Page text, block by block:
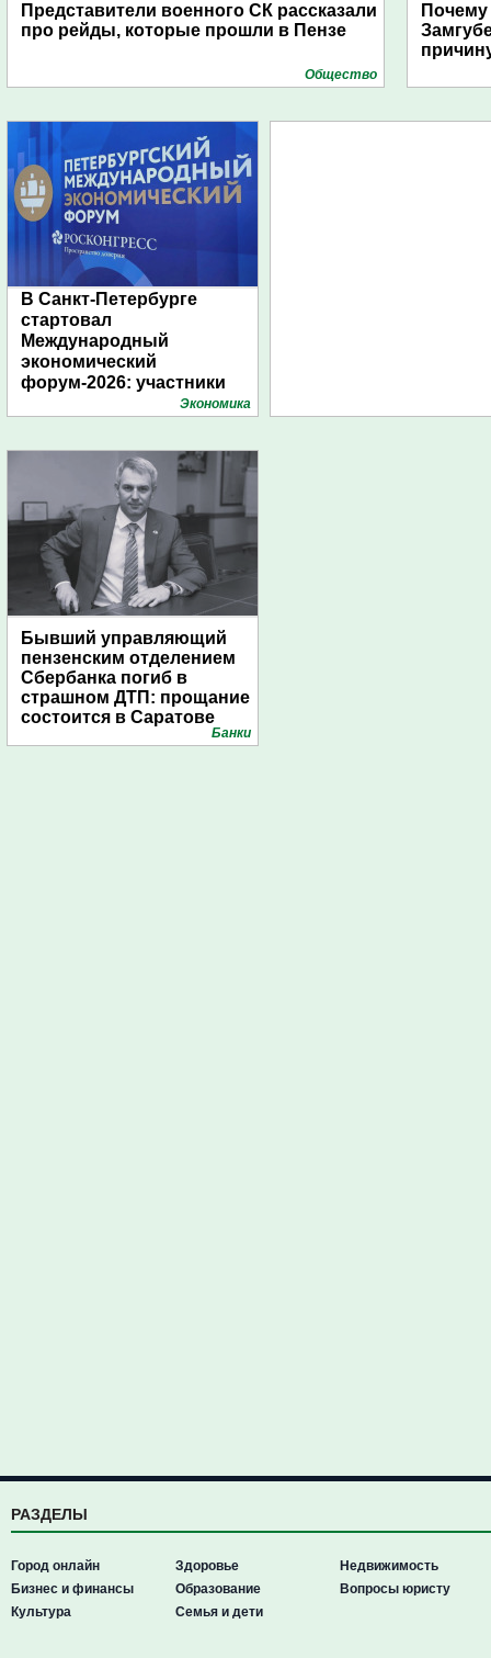
Представители военного СК рассказали
про рейды, которые прошли в Пензе
Общество
В Санкт-Петербурге
стартовал
Международный
экономический
форум-2026: участники
подготовили креативные
Экономика
Бывший управляющий
пензенским отделением
Сбербанка погиб в
страшном ДТП: прощание
состоится в Саратове
Банки
РАЗДЕЛЫ
Город онлайн
Бизнес и финансы
Культура
Здоровье
Образование
Семья и дети
Недвижимость
Вопросы юристу